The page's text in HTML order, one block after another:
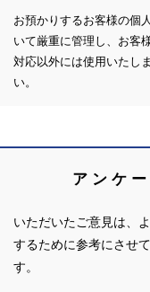
お預かりするお客様の個
いて厳重に管理し、お客
対応以外には使用いたしま
い。
アンケ
いただいたご意見は、
するために参考にさせ
す。